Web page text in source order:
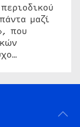
μαζί
που